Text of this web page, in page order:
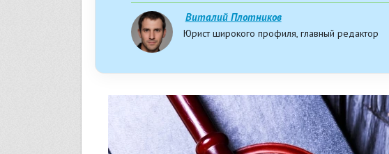
Виталий Плотников
Юрист широкого профиля, главный редактор